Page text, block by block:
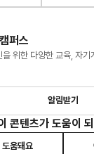
퍼스
을 위한 다양한 교육, 자
알림받기
콘텐츠가 도움이
도움돼요